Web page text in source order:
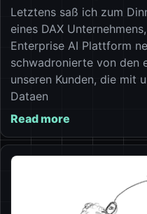
Letztens saß ich zum
eines DAX
Enterprise AI Plattform
schwadronierte von den
unseren Kunden, die mit
Dataen
Read more